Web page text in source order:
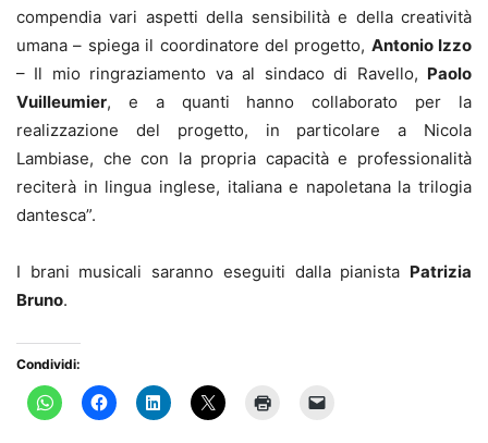
compendia vari aspetti della sensibilità e della creatività
umana – spiega il coordinatore del progetto, Antonio Izzo
– Il mio ringraziamento va al sindaco di Ravello, Paolo
Vuilleumier, e a quanti hanno collaborato per la
realizzazione del progetto, in particolare a Nicola
Lambiase, che con la propria capacità e professionalità
reciterà in lingua inglese, italiana e napoletana la trilogia
dantesca”.
I brani musicali saranno eseguiti dalla pianista Patrizia
Bruno.
Condividi: